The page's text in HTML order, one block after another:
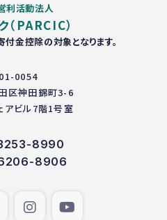
利活動法人
（PARCIC）
金控除の対象となります。
0054
区神田錦町3-6
アビル7階1号室
8990
8906